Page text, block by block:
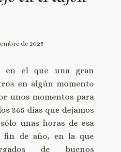
de 2025
en el que una gran
en algún momento
unos momentos para
365 días que dejamos
unas horas de esa
fin de año, en la que
de buenos